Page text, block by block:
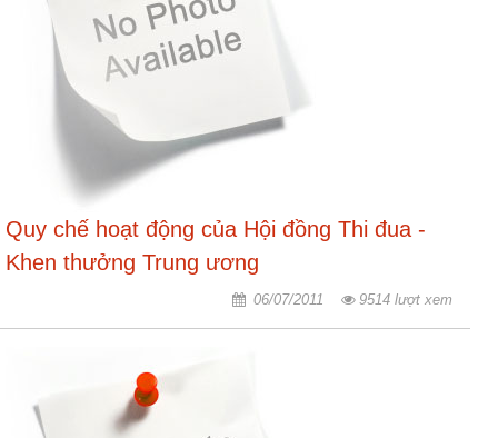
Tiếp
cận
Đăng
Quy chế hoạt động của Hội đồng Thi đua -
Khen thưởng Trung ương
06/07/2011 9514 lượt xem